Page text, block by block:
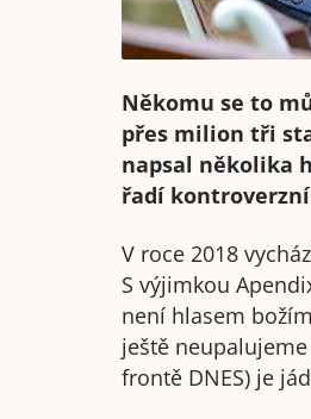
Někomu se to
přes milion tři
napsal několika
řadí
V roce 2018
S výjimkou
není hlasem
ještě
frontě DNES) je